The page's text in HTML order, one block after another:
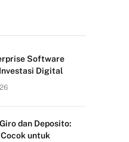
Software
Digital
dan Deposito:
untuk